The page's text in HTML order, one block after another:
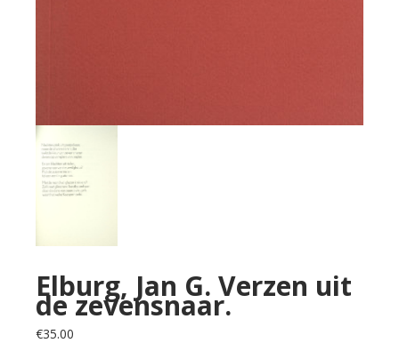
Elburg, Jan G. Verzen uit
de zevensnaar.
€35.00